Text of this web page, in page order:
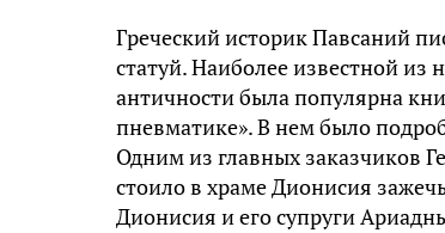
Греческий историк Павсаний
статуй. Наиболее известной
античности была популярна
пневматике». В нем было
Одним из главных заказчиков
стоило в храме Дионисия
Дионисия и его супруги